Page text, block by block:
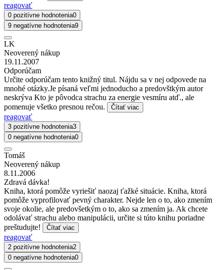
reagovať
0 pozitívne hodnotenia0
9 negatívne hodnotenia9
LK
Neoverený nákup
19.11.2007
Odporúčam
Určite odporúčam tento knižný titul. Nájdu sa v nej odpovede na
mnohé otázky.Je písaná veľmi jednoducho a predovštkým autor
neskrýva Kto je pôvodca strachu za energie vesmíru atď., ale
pomenuje všetko presnou rečou.
Čítať viac
reagovať
3 pozitívne hodnotenia3
0 negatívne hodnotenia0
Tomáš
Neoverený nákup
8.11.2006
Zdravá dávka!
Kniha, ktorá pomôže vyriešiť naozaj ťažké situácie. Kniha, ktorá
pomôže vyprofilovať pevný charakter. Nejde len o to, ako zmením
svoje okolie, ale predovšetkým o to, ako sa zmením ja. Ak chcete
odolávať strachu alebo manipulácii, určite si túto knihu poriadne
preštudujte!
Čítať viac
reagovať
2 pozitívne hodnotenia2
0 negatívne hodnotenia0